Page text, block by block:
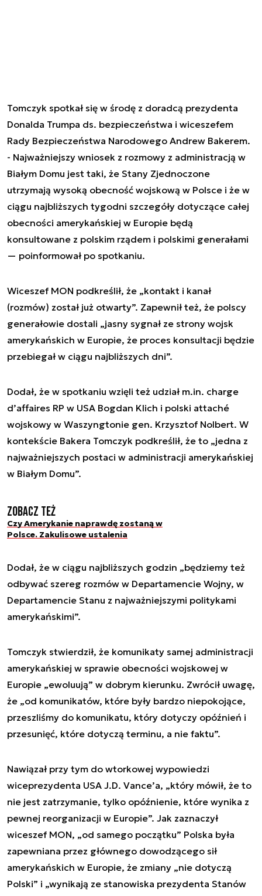
Tomczyk spotkał się w środę z doradcą prezydenta
Donalda Trumpa ds. bezpieczeństwa i wiceszefem
Rady Bezpieczeństwa Narodowego Andrew Bakerem.
- Najważniejszy wniosek z rozmowy z administracją w
Białym Domu jest taki, że Stany Zjednoczone
utrzymają wysoką obecność wojskową w Polsce i że w
ciągu najbliższych tygodni szczegóły dotyczące całej
obecności amerykańskiej w Europie będą
konsultowane z polskim rządem i polskimi generałami
— poinformował po spotkaniu.
Wiceszef MON podkreślił, że „kontakt i kanał
(rozmów) został już otwarty”. Zapewnił też, że polscy
generałowie dostali „jasny sygnał ze strony wojsk
amerykańskich w Europie, że proces konsultacji będzie
przebiegał w ciągu najbliższych dni”.
Dodał, że w spotkaniu wzięli też udział m.in. charge
d’affaires RP w USA Bogdan Klich i polski attaché
wojskowy w Waszyngtonie gen. Krzysztof Nolbert. W
kontekście Bakera Tomczyk podkreślił, że to „jedna z
najważniejszych postaci w administracji amerykańskiej
w Białym Domu”.
Zobacz też
Czy Amerykanie naprawdę zostaną w
Polsce. Zakulisowe ustalenia
Dodał, że w ciągu najbliższych godzin „będziemy też
odbywać szereg rozmów w Departamencie Wojny, w
Departamencie Stanu z najważniejszymi politykami
amerykańskimi”.
Tomczyk stwierdził, że komunikaty samej administracji
amerykańskiej w sprawie obecności wojskowej w
Europie „ewoluują” w dobrym kierunku. Zwrócił uwagę,
że „od komunikatów, które były bardzo niepokojące,
przeszliśmy do komunikatu, który dotyczy opóźnień i
przesunięć, które dotyczą terminu, a nie faktu”.
Nawiązał przy tym do wtorkowej wypowiedzi
wiceprezydenta USA J.D. Vance’a, „który mówił, że to
nie jest zatrzymanie, tylko opóźnienie, które wynika z
pewnej reorganizacji w Europie”. Jak zaznaczył
wiceszef MON, „od samego początku” Polska była
zapewniana przez głównego dowodzącego sił
amerykańskich w Europie, że zmiany „nie dotyczą
Polski” i „wynikają ze stanowiska prezydenta Stanów